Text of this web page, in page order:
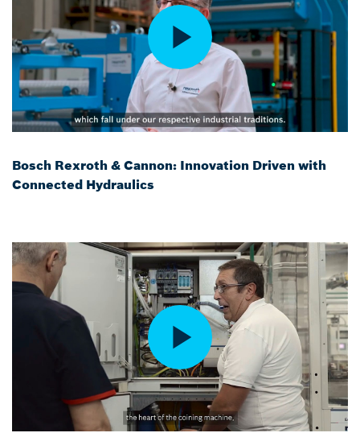
Bosch Rexroth & Cannon: Innovation Driven with
Connected Hydraulics